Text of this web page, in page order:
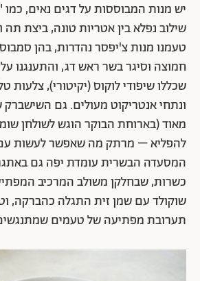
יש מנות המבוססות על דגים נאים,
שילוב נפלא בין אטריות טונה, ביצת תה
טעמנו מנות צ'יפסר נהדרות, בהן
חמוצה וסיגר בשר ראש דג, והתענגנו
שכללו שיפודי לוקוס (יקיטורי),
ונתחי אנטריקוט מעולים. גם
מאוד (בארוחת הבוקר הוגש לשולחן
להפליא – מרתק מה שאפשר לעשות
המסעדה הבשרית עומדת יפה גם
כשרות, שבחלקן משולב המרכיב
שוקולד עם שמן זית התגלה כהברקה,
תערובת מפתיעה של טעמים